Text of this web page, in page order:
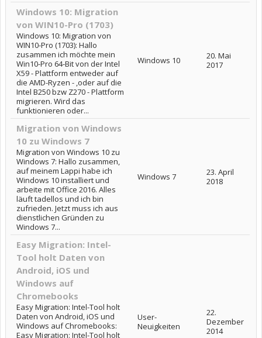
Windows 10: Migration
von WIN10-Pro (1703)
Windows 10: Migration von
WIN10-Pro (1703): Hallo
zusammen ich möchte mein
Win10-Pro 64-Bit von der Intel
X59 - Plattform entweder auf
die AMD-Ryzen - ,oder auf die
Intel B250 bzw Z270 - Plattform
migrieren. Wird das
funktionieren oder...
Windows 10
20. Mai
2017
Migration von Windows
10 zu Windows 7
Migration von Windows 10 zu
Windows 7: Hallo zusammen,
auf meinem Lappi habe ich
Windows 10 installiert und
arbeite mit Office 2016. Alles
läuft tadellos und ich bin
zufrieden. Jetzt muss ich aus
dienstlichen Gründen zu
Windows 7...
Windows 7
23. April
2018
Easy Migration: Intel-
Tool holt Daten von
Android, iOS und
Windows auf
Chromebooks
Easy Migration: Intel-Tool holt
Daten von Android, iOS und
Windows auf Chromebooks:
Easy Migration: Intel-Tool holt
User-
Neuigkeiten
22.
Dezember
2014